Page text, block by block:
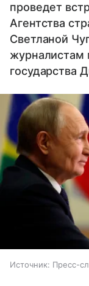
проведет
Агентства
Светланой
журналистам
государства
Источник: Пресс-